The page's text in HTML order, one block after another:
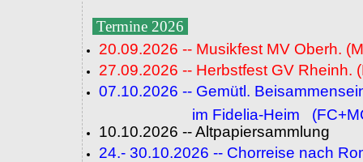
Termine 2026
20.09.2026 -- Musikfest MV Oberh.
27.09.2026 -- Herbstfest GV Rheinh.
07.10.2026 -- Gemütl.
im Fidelia-Heim
10.10.2026 -- Altpapiersammlung
24.- 30.10.2026 -- Chorreise nach